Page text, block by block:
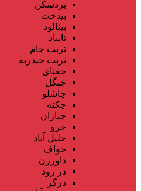
بردسکن
بیدخت
بینالود
تایباد
تربت جام
تربت حیدریه
جغتای
جنگل
چاشلو
چکنه
چناران
خرو
خلیل آباد
خواف
داورزن
در رود
درگز